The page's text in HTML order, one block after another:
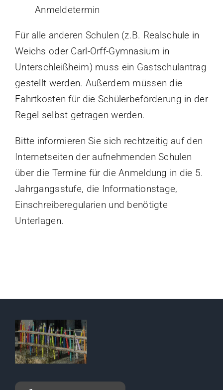
Anmeldetermin
Für alle anderen Schulen (z.B. Realschule in
Weichs oder Carl-Orff-Gymnasium in
Unterschleißheim) muss ein Gastschulantrag
gestellt werden. Außerdem müssen die
Fahrtkosten für die Schülerbeförderung in der
Regel selbst getragen werden.
Bitte informieren Sie sich rechtzeitig auf den
Internetseiten der aufnehmenden Schulen
über die Termine für die Anmeldung in die 5.
Jahrgangsstufe, die Informationstage,
Einschreiberegularien und benötigte
Unterlagen.